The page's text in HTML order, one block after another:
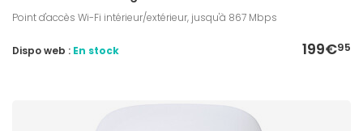
Point d'accès Wi-Fi intérieur/extérieur, jusqu'à 867 Mbps
199€95
Dispo web : En stock